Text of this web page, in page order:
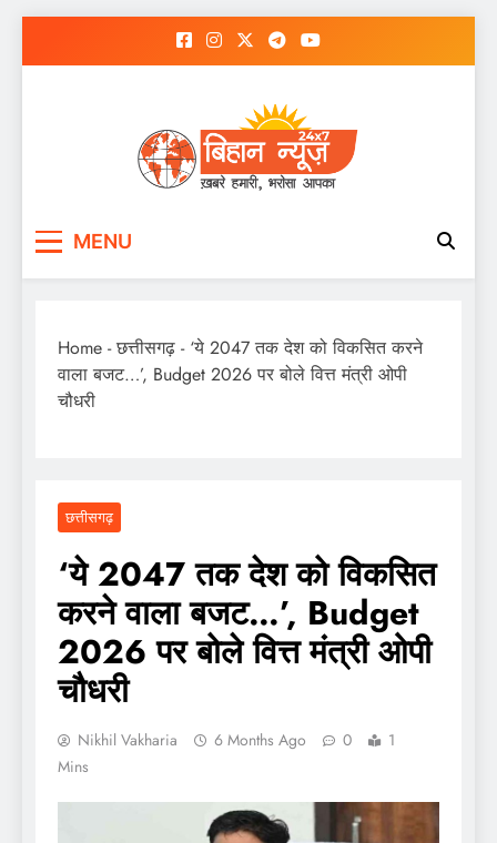
MENU
Home -छत्तीसगढ़ - ‘ये 2047 तक देश को विकसित करने
वाला बजट…’, Budget 2026 पर बोले वित्त मंत्री ओपी
चौधरी
छत्तीसगढ़
‘ये 2047 तक देश को विकसित
करने वाला बजट…’, Budget
2026 पर बोले वित्त मंत्री ओपी
चौधरी
Nikhil Vakharia 6 Months Ago 0
1
Mins